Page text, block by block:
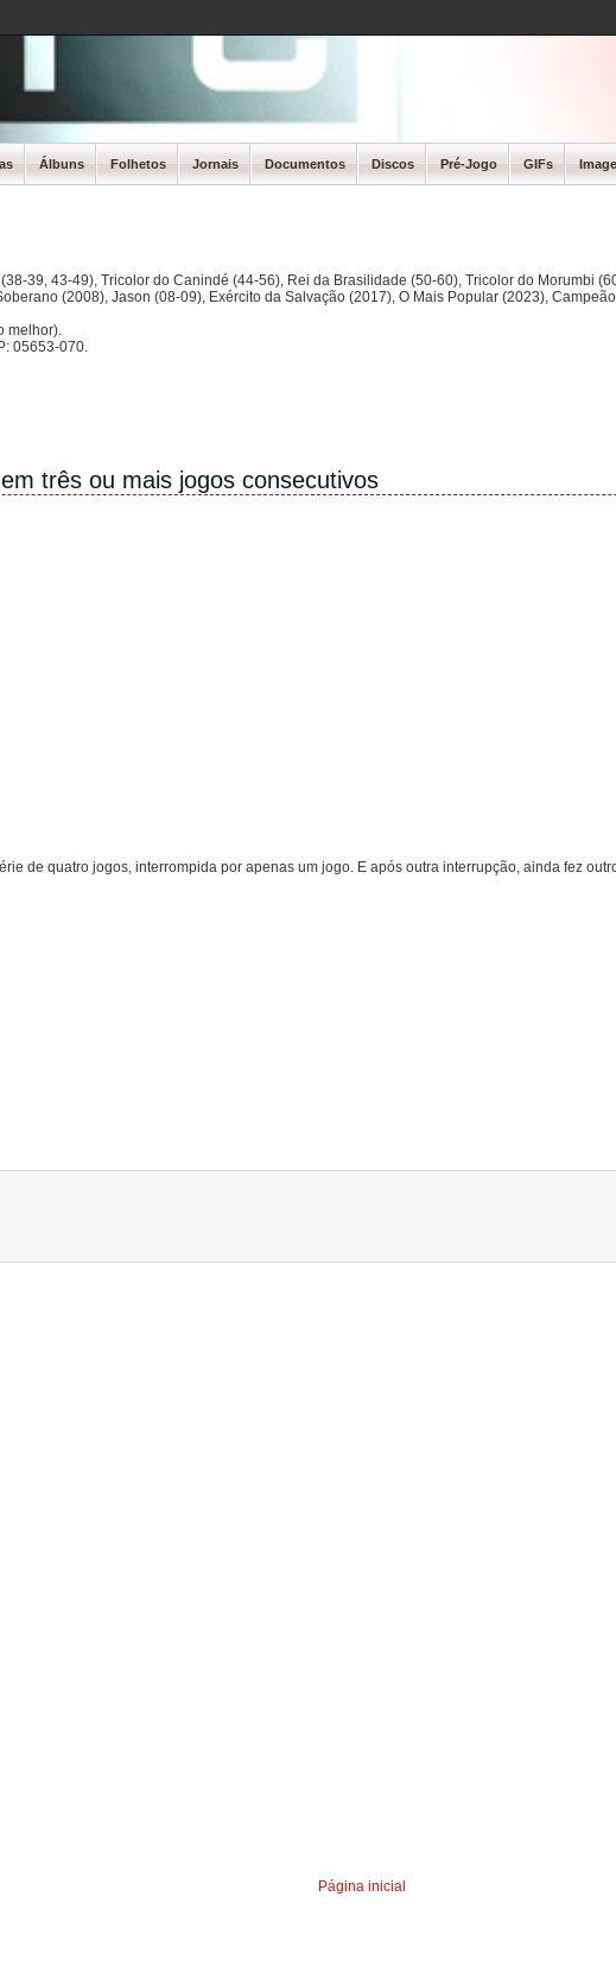
Álbuns Folhetos Jornais Documentos Discos Pré-Jogo GIFs
39, 43-49), Tricolor do Canindé (44-56), Rei da Brasilidade (50-60), Tricolor do Morumbi
(2008), Jason (08-09), Exército da Salvação (2017), O Mais Popular (2023),
melhor).
05653-070.
três ou mais jogos consecutivos
de quatro jogos, interrompida por apenas um jogo. E após outra interrupção, ainda fez
Página inicial